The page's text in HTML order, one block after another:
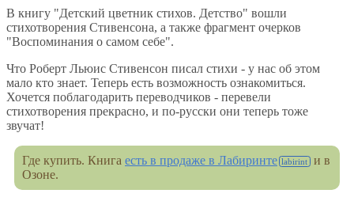
В книгу "Детский цветник стихов. Детство" вошли
стихотворения Стивенсона, а также фрагмент очерков
"Воспоминания о самом себе".
Что Роберт Льюис Стивенсон писал стихи - у нас об этом
мало кто знает. Теперь есть возможность ознакомиться.
Хочется поблагодарить переводчиков - перевели
стихотворения прекрасно, и по-русски они теперь тоже
звучат!
Где купить. Книга есть в продаже в Лабиринте
и в
Озоне.